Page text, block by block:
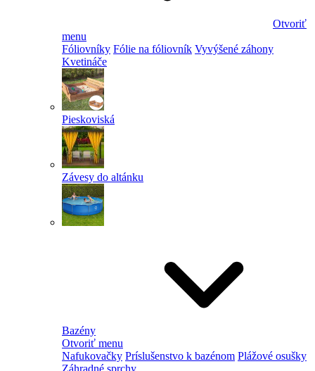
Otvoriť
menu
Fóliovníky Fólie na fóliovník Vyvýšené záhony
Kvetináče
Pieskoviská
Závesy do altánku
Bazény
Otvoriť menu
Nafukovačky Príslušenstvo k bazénom Plážové osušky
Záhradné sprchy